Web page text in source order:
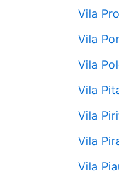
Vila
Vila
Vila
Vila
Vila
Vila
Vila